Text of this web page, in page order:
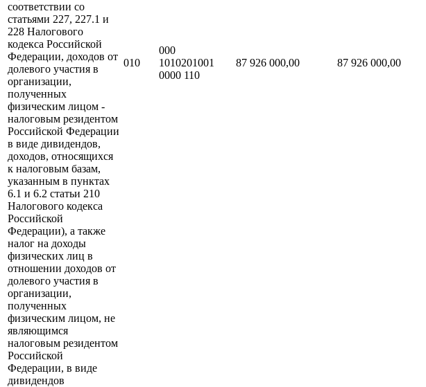
соответствии со
статьями 227, 227.1 и
228 Налогового
кодекса Российской
Федерации, доходов от
долевого участия в
организации,
полученных
физическим лицом -
налоговым резидентом
Российской Федерации
в виде дивидендов,
доходов, относящихся
к налоговым базам,
указанным в пунктах
6.1 и 6.2 статьи 210
Налогового кодекса
Российской
Федерации), а также
налог на доходы
физических лиц в
отношении доходов от
долевого участия в
организации,
полученных
физическим лицом, не
являющимся
налоговым резидентом
Российской
Федерации, в виде
дивидендов
010
000
1010201001
0000 110
87 926 000,00 87 926 000,00